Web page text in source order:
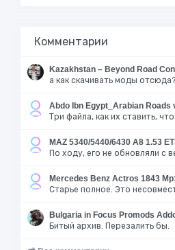
Комментарии
Kazakhstan – Beyond Road
а как скачивать моды
Abdo Ibn Egypt_Arabian Roads
Три файла, как их ставить,
MAZ 5340/5440/6430 A8 1.53
По ходу, его не обновляли с
Mercedes Benz Actros 1843
Старье полное. Это
Bulgaria in Focus Promods
Битый архив. Перезалить бы.